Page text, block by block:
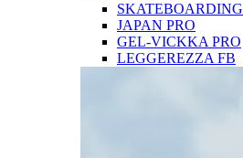
SKATEBOARDING
JAPAN PRO
GEL-VICKKA PRO
LEGGEREZZA FB